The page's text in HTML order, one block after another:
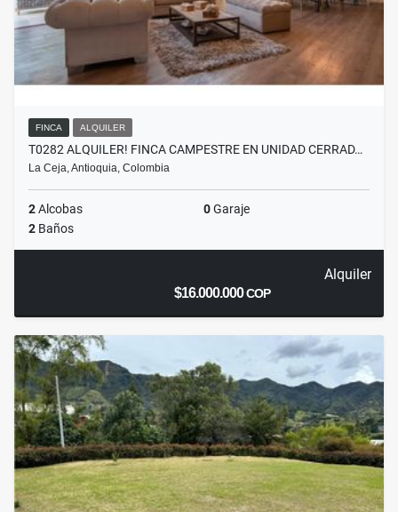
FINCA ALQUILER
T0282 ALQUILER! FINCA CAMPESTRE EN UNIDAD CERRAD…
La Ceja, Antioquia, Colombia
2Alcobas 0Garaje
2 Baños
Alquiler
$16.000.000COP